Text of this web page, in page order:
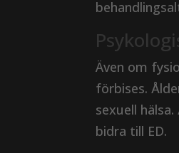
Även om
förbises.
sexuell
bidra till ED.